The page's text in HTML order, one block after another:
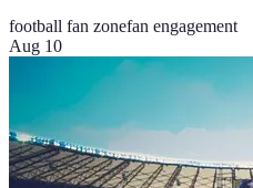
football fan zonefan engagement
Aug 10